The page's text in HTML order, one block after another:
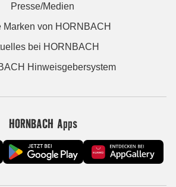
Presse/Medien
Marken von HORNBACH
bei HORNBACH
Hinweisgebersystem
HORNBACH Apps